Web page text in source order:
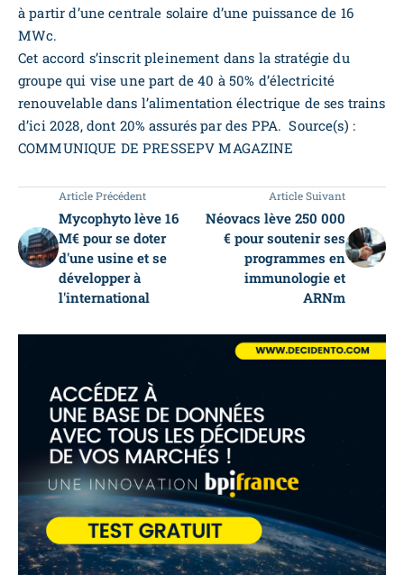
à partir d’une centrale solaire d’une puissance de 16
MWc.
Cet accord s’inscrit pleinement dans la stratégie du
groupe qui vise une part de 40 à 50% d’électricité
renouvelable dans l’alimentation électrique de ses trains
d’ici 2028, dont 20% assurés par des PPA. Source(s) :
COMMUNIQUE DE PRESSEPV MAGAZINE
Article Précédent
Mycophyto lève 16
M€ pour se doter
d'une usine et se
développer à
l'international
Article Suivant
Néovacs lève 250 000
€ pour soutenir ses
programmes en
immunologie et
ARNm